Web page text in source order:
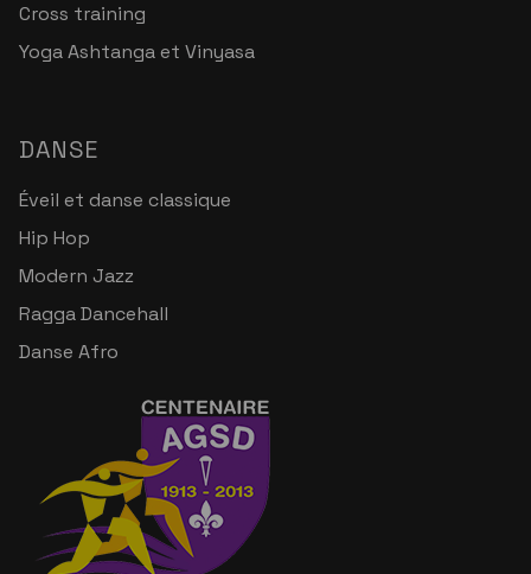
Cross training
Yoga Ashtanga et Vinyasa
DANSE
Éveil et danse classique
Hip Hop
Modern Jazz
Ragga Dancehall
Danse Afro